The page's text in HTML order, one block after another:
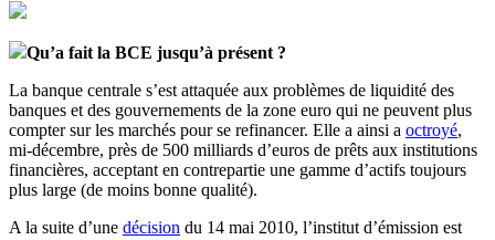
Qu’a fait la BCE jusqu’à présent ?
La banque centrale s’est attaquée aux problèmes de liquidité des
banques et des gouvernements de la zone euro qui ne peuvent plus
compter sur les marchés pour se refinancer. Elle a ainsi a octroyé,
mi-décembre, près de 500 milliards d’euros de prêts aux institutions
financières, acceptant en contrepartie une gamme d’actifs toujours
plus large (de moins bonne qualité).
A la suite d’une décision du 14 mai 2010, l’institut d’émission est